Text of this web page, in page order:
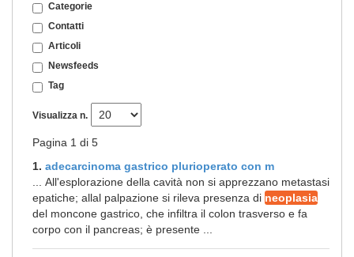
Categorie
Contatti
Articoli
Newsfeeds
Tag
Visualizza n.
Pagina 1 di 5
1. adecarcinoma gastrico plurioperato con m
... All'esplorazione della cavità non si apprezzano metastasi
epatiche; allal palpazione si rileva presenza di neoplasia
del moncone gastrico, che infiltra il colon trasverso e fa
corpo con il pancreas; è presente ...